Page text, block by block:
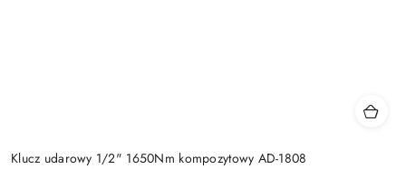
Klucz udarowy 1/2" 1650Nm kompozytowy AD-1808